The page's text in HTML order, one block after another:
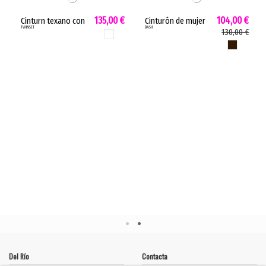
Cinturn texano con
hebilla Twinset
TWINSET
135,00 €
Cinturón de mujer
BRAD bash
BASH
104,00 €
130,00 €
Del Río Contacta